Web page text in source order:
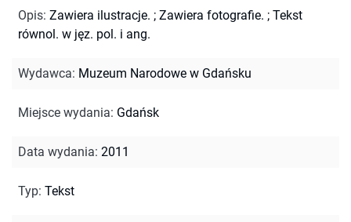
Opis: Zawiera ilustracje. ; Zawiera fotografie. ; Tekst
równol. w jęz. pol. i ang.
Wydawca: Muzeum Narodowe w Gdańsku
Miejsce wydania: Gdańsk
Data wydania: 2011
Typ: Tekst